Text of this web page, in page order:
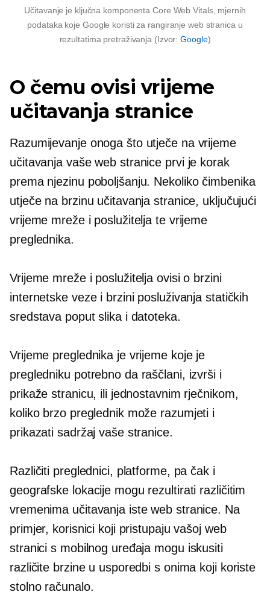
Učitavanje je ključna komponenta Core Web Vitals, mjernih
podataka koje Google koristi za rangiranje web stranica u
rezultatima pretraživanja (Izvor:Google)
O čemu ovisi vrijeme
učitavanja stranice
Razumijevanje onoga što utječe na vrijeme
učitavanja vaše web stranice prvi je korak
prema njezinu poboljšanju. Nekoliko čimbenika
utječe na brzinu učitavanja stranice, uključujući
vrijeme mreže i poslužitelja te vrijeme
preglednika.
Vrijeme mreže i poslužitelja ovisi o brzini
internetske veze i brzini posluživanja statičkih
sredstava poput slika i datoteka.
Vrijeme preglednika je vrijeme koje je
pregledniku potrebno da raščlani, izvrši i
prikaže stranicu, ili jednostavnim rječnikom,
koliko brzo preglednik može razumjeti i
prikazati sadržaj vaše stranice.
Različiti preglednici, platforme, pa čak i
geografske lokacije mogu rezultirati različitim
vremenima učitavanja iste web stranice. Na
primjer, korisnici koji pristupaju vašoj web
stranici s mobilnog uređaja mogu iskusiti
različite brzine u usporedbi s onima koji koriste
stolno računalo.